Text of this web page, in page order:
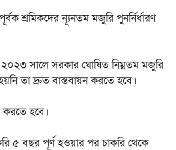
শ্রমিকদের ন্যূনতম মজুরি পুনর্নির্ধারণ
সালে সরকার ঘোষিত নিম্নতম মজুরি
তা দ্রুত বাস্তবায়ন করতে হবে।
হবে।
৫ বছর পূর্ণ হওয়ার পর চাকরি থেকে